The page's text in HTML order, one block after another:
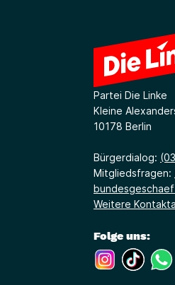
Partei Die Linke
Kleine
10178 Berlin
Bürgerdialog:
Mitgliedsfragen:
Weitere
Folge uns:
(Link